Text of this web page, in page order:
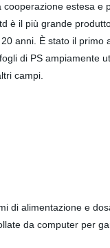
estesa e
è il più grande
anni. È stato il
di PS
campi.
di alimentazione e
da computer per